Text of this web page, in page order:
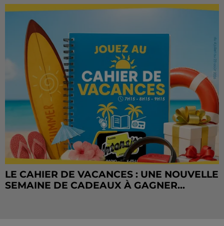
LE CAHIER DE VACANCES : UNE NOUVELLE
SEMAINE DE CADEAUX À GAGNER...